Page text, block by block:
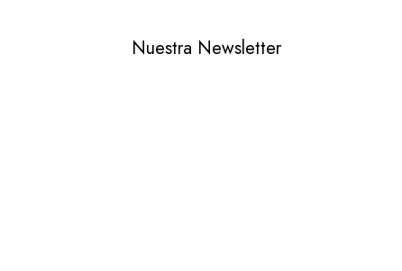
Nuestra Newsletter